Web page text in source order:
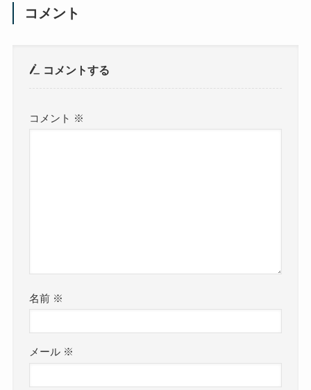
コメント
コメントする
コメント ※
名前 ※
メール ※